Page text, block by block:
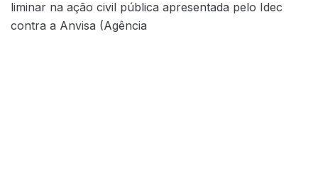
liminar na ação civil pública apresentada pelo Idec
contra a Anvisa (Agência